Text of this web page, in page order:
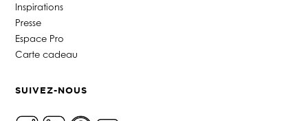
Inspirations
Presse
Espace Pro
Carte cadeau
SUIVEZ-NOUS